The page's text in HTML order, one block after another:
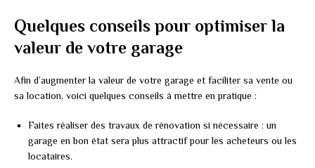
Quelques conseils pour optimiser la
valeur de votre garage
Afin d’augmenter la valeur de votre garage et faciliter sa vente ou
sa location, voici quelques conseils à mettre en pratique :
Faites réaliser des travaux de rénovation si nécessaire : un
garage en bon état sera plus attractif pour les acheteurs ou les
locataires.